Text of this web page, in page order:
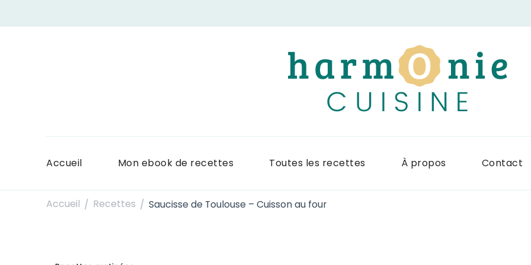
Harmonie
Accueil Mon ebook de recettes Toutes les recettes À propos Contact
Accueil / Recettes / Saucisse de Toulouse – Cuisson au four